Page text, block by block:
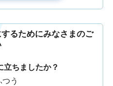
るためにみなさまのご
立ちましたか？
つう